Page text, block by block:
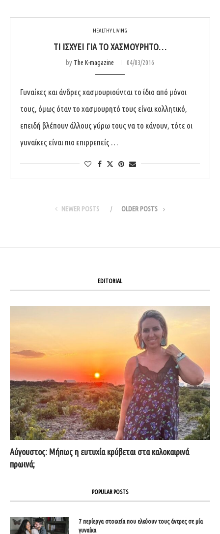
HEALTHY LIVING
ΤΙ ΙΣΧΎΕΙ ΓΙΑ ΤΟ ΧΑΣΜΟΥΡΗΤΌ…
by The K-magazine 04/03/2016
Γυναίκες και άνδρες χασμουριούνται το ίδιο από μόνοι
τους, όμως όταν το χασμουρητό τους είναι κολλητικό,
επειδή βλέπουν άλλους γύρω τους να το κάνουν, τότε οι
γυναίκες είναι πιο επιρρεπείς …
NEWER POSTS OLDER POSTS
EDITORIAL
Αύγουστος: Μήπως η ευτυχία κρύβεται στα καλοκαιρινά
πρωινά;
POPULAR POSTS
7 περίεργα στοιχεία που ελκύουν τους άντρες σε μία
γυναίκα